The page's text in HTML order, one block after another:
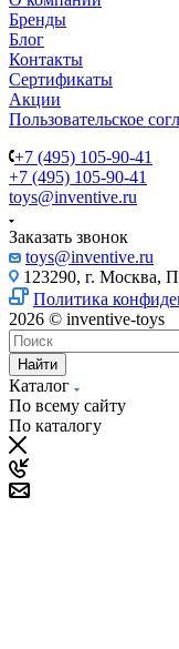
Бренды
Блог
Контакты
Сертификаты
Акции
Пользовательское
+7 (495) 105-90-41
+7 (495) 105-90-41
toys@inventive.ru
Заказать звонок
toys@inventive.ru
123290, г. Москва,
Политика
2026 © inventive-toys
Найти
Каталог
По всему сайту
По каталогу